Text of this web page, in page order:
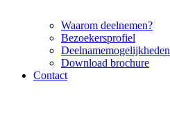
Waarom deelnemen?
Bezoekersprofiel
Deelnamemogelijkheden
Download brochure
Contact